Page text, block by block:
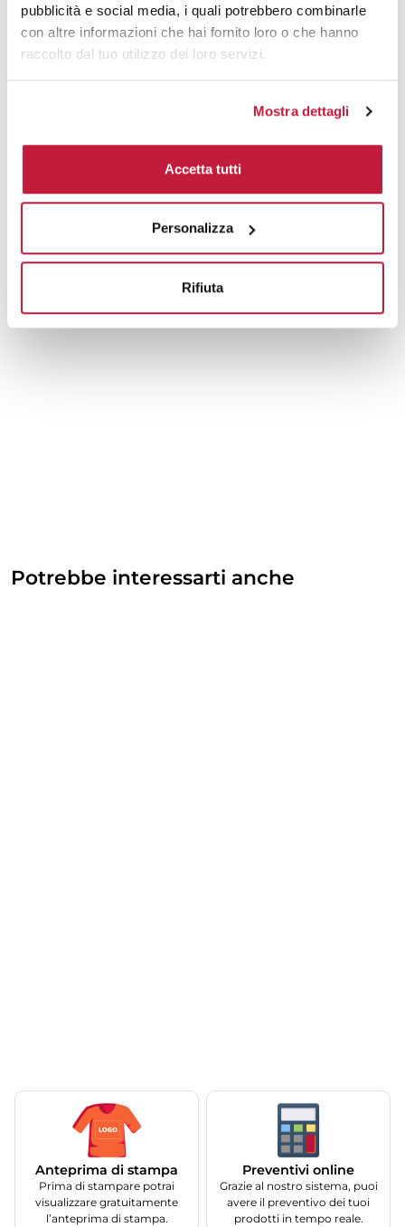
pubblicità e social media, i quali potrebbero combinarle
con altre informazioni che hai fornito loro o che hanno
raccolto dal tuo utilizzo dei loro servizi.
Mostra dettagli
Accetta tutti
Personalizza
Rifiuta
Potrebbe interessarti anche
Anteprima di stampa
Prima di stampare potrai
visualizzare gratuitamente
l’anteprima di stampa.
Preventivi online
Grazie al nostro sistema, puoi
avere il preventivo dei tuoi
prodotti in tempo reale.